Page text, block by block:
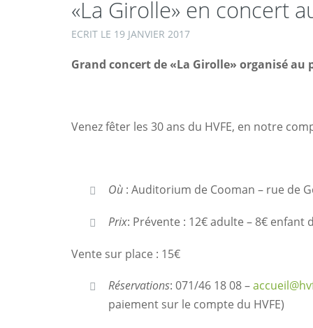
«La Girolle» en concert
ECRIT LE 19 JANVIER 2017
Grand concert de «La Girolle» organisé au
Venez fêter les 30 ans du HVFE, en notre
Où : Auditorium de Cooman – rue de
Prix: Prévente : 12€ adulte – 8€ enfant
Vente sur place : 15€
Réservations: 071/46 18 08 –
paiement sur le compte du HVFE)